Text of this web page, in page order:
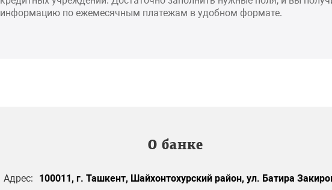
информацию по ежемесячным платежам в удобном формате.
О банке
Адрес:
100011, г. Ташкент, Шайхонтохурский район, ул. Батира